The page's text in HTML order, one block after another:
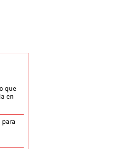
que
en
para